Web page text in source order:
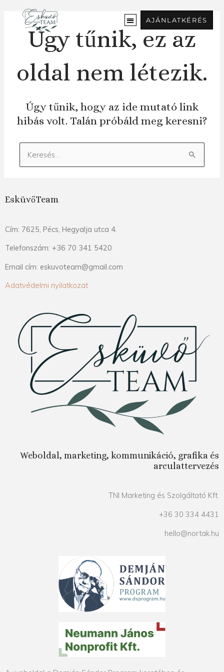
tartalomra
AJÁNLATKÉRÉS
Úgy tűnik, ez az
oldal nem létezik.
Úgy tűnik, hogy az ide mutató link
hibás volt. Talán próbáld meg keresni?
Keresés:
EsküvőTeam
Cím: 7625, Pécs, Hegyalja utca 4.
Telefonszám: +36 70 341 5420
Email cím: eskuvoteam@gmail.com
Adatvédelmi nyilatkozat
Weboldal, marketing, kommunikáció, grafika és
arculattervezés
TNI Marketing és Szolgáltató Kft.
+36 30 334 4431
hello@nortak.hu